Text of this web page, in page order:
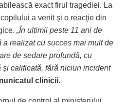
exact firul tragediei. La
a venit şi o reacţie din
„În ultimii peste 11 ani de
realizat cu succes mai mult de
de sedare profundă, cu
calificată, fără niciun incident
clinicii.